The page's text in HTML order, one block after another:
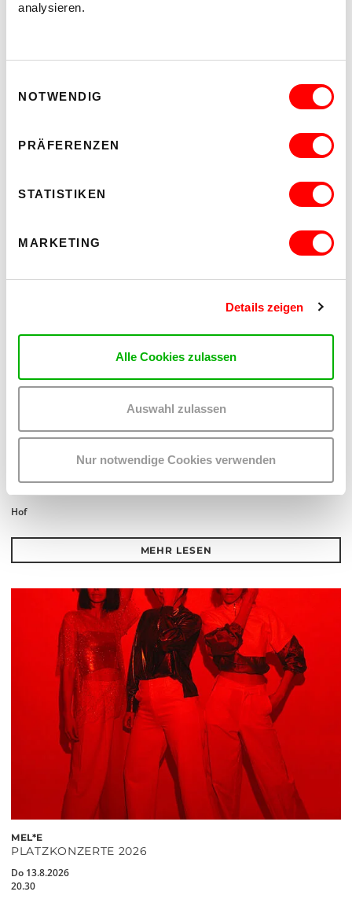
analysieren.
NOTWENDIG
PRÄFERENZEN
STATISTIKEN
MARKETING
Details zeigen
Alle Cookies zulassen
Auswahl zulassen
Nur notwendige Cookies verwenden
PALOMA 004
20.30
Hof
MEHR LESEN
MEL*E
PLATZKONZERTE 2026
Do 13.8.2026
20.30